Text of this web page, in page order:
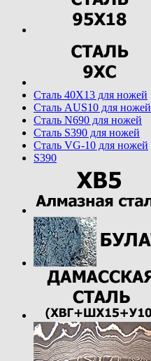
Cталь 40Х13 для ножей
Cталь AUS10 для ножей
Cталь N690 для ножей
Cталь S390 для ножей
Cталь VG-10 для ножей
S390